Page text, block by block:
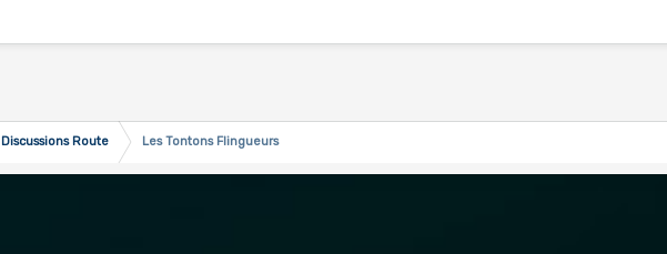
Discussions Route Les Tontons Flingueurs